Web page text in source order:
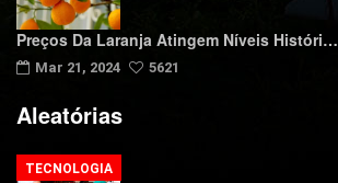
Preços Da Laranja Atingem Níveis Históri…
Mar 21, 2024 5621
Aleatórias
TECNOLOGIA